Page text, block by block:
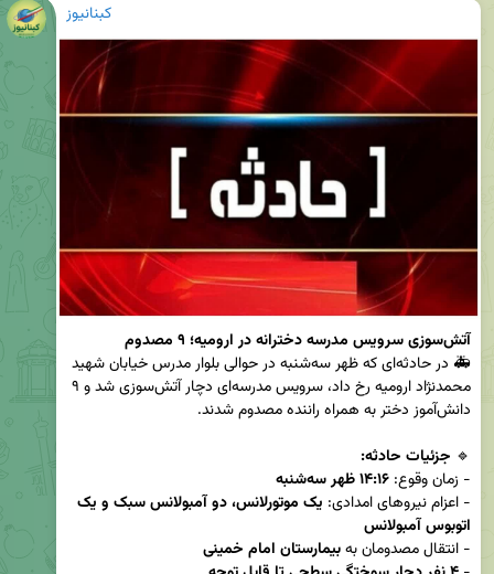
کبنانیوز
آتش‌سوزی سرویس مدرسه دخترانه در ارومیه؛ ۹ مصدوم
🔹 جزئیات حادثه:
- زمان وقوع: ۱۴:۱۶ ظهر سه‌شنبه
- اعزام نیروهای امدادی:
اتوبوس آمبولانس
- انتقال مصدومان به بیمارستان امام خمینی